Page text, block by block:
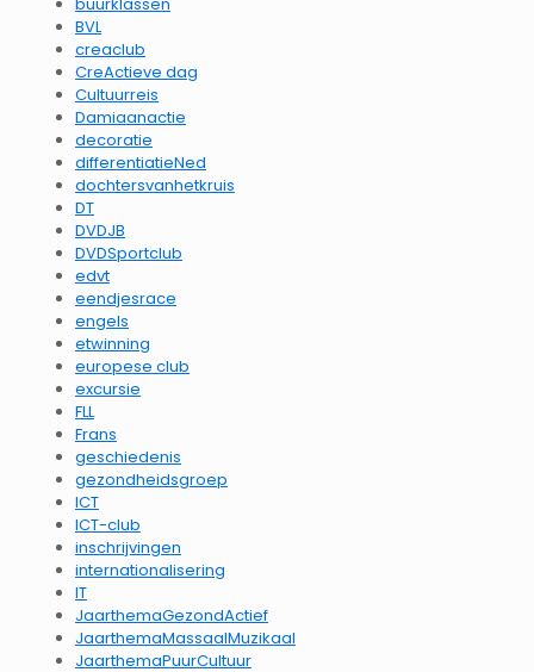
BVL
creaclub
CreActieve dag
Cultuurreis
Damiaanactie
decoratie
differentiatieNed
dochtersvanhetkruis
DT
DVDJB
DVDSportclub
edvt
eendjesrace
engels
etwinning
europese club
excursie
FLL
Frans
geschiedenis
gezondheidsgroep
ICT
ICT-club
inschrijvingen
internationalisering
IT
JaarthemaGezondActief
JaarthemaMassaalMuzikaal
JaarthemaPuurCultuur